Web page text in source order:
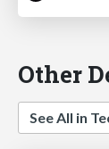
Other
See All in